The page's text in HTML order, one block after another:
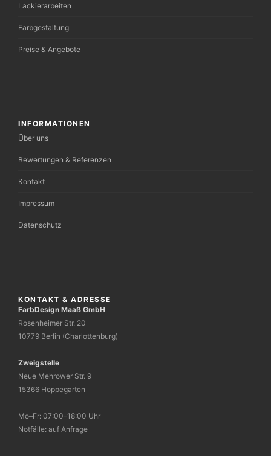
Lackierarbeiten
Farbgestaltung
Preise & Angebote
INFORMATIONEN
Über uns
Bewertungen & Referenzen
Kontakt
Impressum
Datenschutz
KONTAKT & ADRESSE
FarbDesign Maaß GmbH
Rosenheimer Str. 20
10779 Berlin (Charlottenburg)
Zweigstelle
Neue Mehrower Str. 9
15366 Hoppegarten
Mo–Fr: 07:00–18:00 Uhr
Notfälle: auf Anfrage